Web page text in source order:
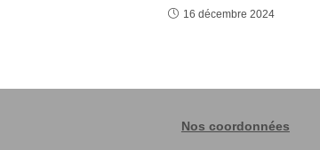
16 décembre 2024
Nos coordonnées